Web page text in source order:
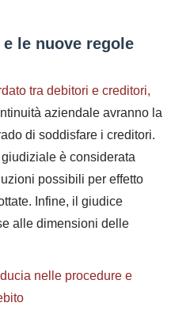
le nuove regole
tra debitori e creditori,
aziendale avranno la
di soddisfare i creditori.
è considerata
possibili per effetto
Infine, il giudice
alle dimensioni delle
nelle procedure e